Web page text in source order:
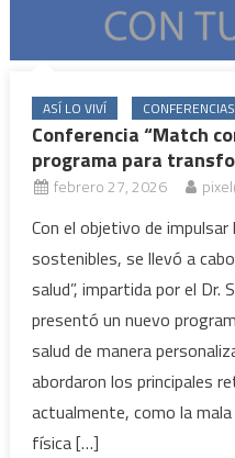
ASÍ LO VIVÍ CONFERENCIAS
Conferencia “Match
programa para
febrero 27, 2026
Con el objetivo de
sostenibles, se llevó a
salud”, impartida por el Dr.
presentó un nuevo
salud de manera
abordaron los principales
actualmente, como la
física […]